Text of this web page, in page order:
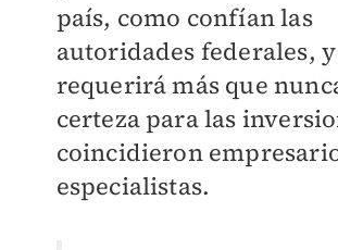
país, como confían las
autoridades federales, y
requerirá más que
certeza para las
coincidieron
especialistas.